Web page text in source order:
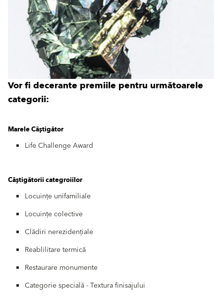
Vor fi decerante premiile pentru următoarele
categorii:
Marele Câștigător
Life Challenge Award
Câștigătorii categroiilor
Locuințe unifamiliale
Locuințe colective
Clădiri nerezidențiale
Reablilitare termică
Restaurare monumente
Categorie specială - Textura finisajului